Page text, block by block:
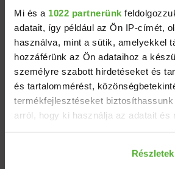
Mi és a 1022 partnerünk
adatait, így például az Ön IP-címét,
használva, mint a sütik, amelyekkel
hozzáférünk az Ön adataihoz a
személyre szabott hirdetéseket és
és tartalommérést,
termékfejlesztéseket
arról, hogy ki használja az adatait és
Információgyűjtés az Ön földrajzi
Ingatlanok
Eladó házak
Eladó lakások
Települések